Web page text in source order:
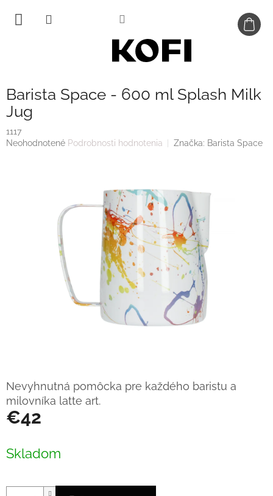
obsah
Barista Space - 600 ml Splash Milk
Jug
1117
Priemerné
Neohodnotené Podrobnosti hodnotenia Značka: Barista Space
€42
cena:
Skladom
Nevyhnutná pomôcka pre každého baristu a
milovníka latte art.